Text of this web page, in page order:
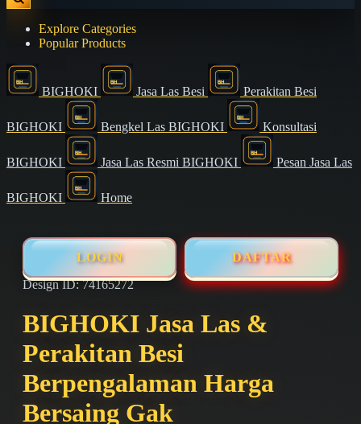
Explore Categories
Popular Products
BIGHOKI Jasa Las Besi Perakitan Besi
BIGHOKI Bengkel Las BIGHOKI Konsultasi
BIGHOKI Jasa Las Resmi BIGHOKI Pesan Jasa Las
BIGHOKI Home
LOGIN
DAFTAR
Design ID: 74165272
BIGHOKI Jasa Las &
Perakitan Besi
Berpengalaman Harga
Bersaing Gak